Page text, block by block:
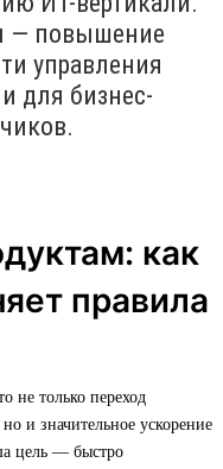
— повышение
управления
для бизнес-
как
правила
не только переход
и значительное ускорение
цель — быстро